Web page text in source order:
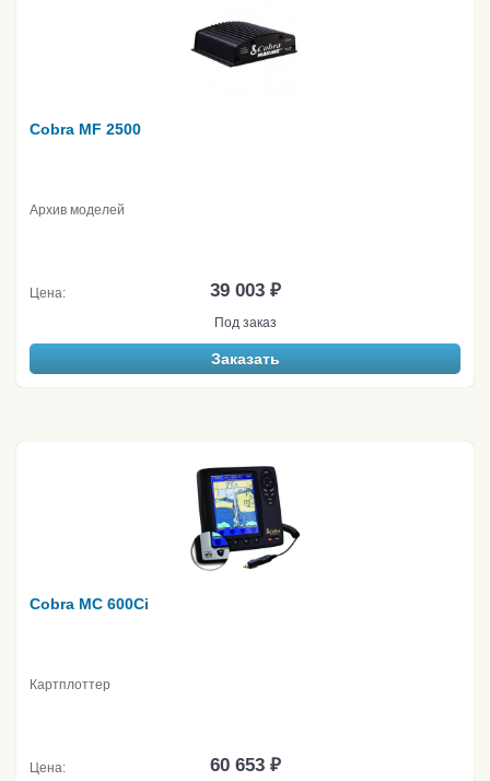
Cobra MF 2500
Архив моделей
Цена: 39 003 ₽
Под заказ
Заказать
Cobra MC 600Ci
Картплоттер
Цена: 60 653 ₽